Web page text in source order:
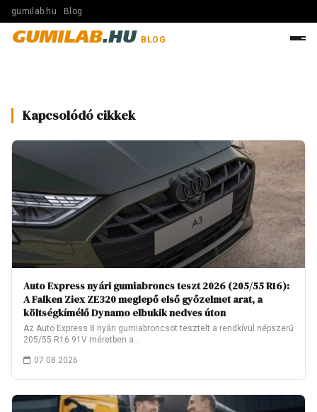
gumilab.hu · Blog
GUMILAB.HU BLOG
Kapcsolódó cikkek
Auto Express nyári gumiabroncs teszt 2026 (205/55 R16):
A Falken Ziex ZE320 meglepő első győzelmet arat, a
költségkímélő Dynamo elbukik nedves úton
Az Auto Express 8 nyári gumiabroncsot tesztelt a rendkívül népszerű
205/55 R16 91V méretben a…
07.08.2026